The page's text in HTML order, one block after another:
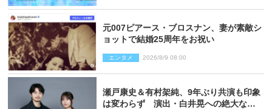
元007ピアース・ブロスナン、妻が素敵シ
ョットで結婚25周年をお祝い
エンタメ 2026/8/9 08:00
瀬戸康史＆有村架純、9年ぶり共演も印象
は変わらず 演出・白井晃への絶大なる